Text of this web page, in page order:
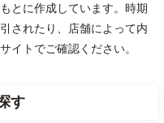
とに作成しています。時期
されたり、店舗によって内
イトでご確認ください。
す